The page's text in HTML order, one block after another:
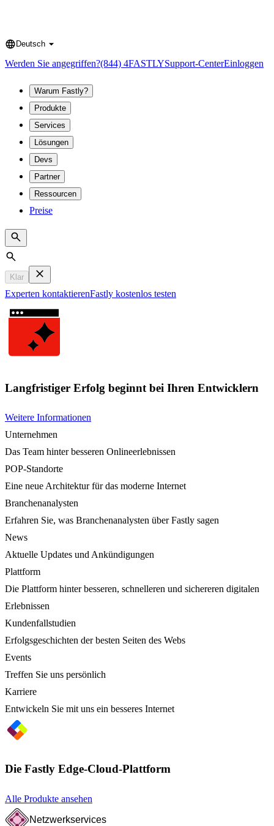
Language
Deutsch
Werden Sie angegriffen?(844) 4FASTLYSupport-CenterEinloggen
Warum Fastly?
Produkte
Services
Lösungen
Devs
Partner
Ressourcen
Preise
Search
Klar
Experten kontaktierenFastly kostenlos testen
Langfristiger Erfolg beginnt bei Ihren Entwicklern
Weitere Informationen
Unternehmen
Das Team hinter besseren Onlineerlebnissen
POP-Standorte
Eine neue Architektur für das moderne Internet
Branchenanalysten
Erfahren Sie, was Branchenanalysten über Fastly sagen
News
Aktuelle Updates und Ankündigungen
Plattform
Die Plattform hinter besseren, schnelleren und sichereren digitalen
Erlebnissen
Kundenfallstudien
Erfolgsgeschichten der besten Seiten des Webs
Events
Treffen Sie uns persönlich
Karriere
Entwickeln Sie mit uns ein besseres Internet
Die Fastly Edge-Cloud-Plattform
Alle Produkte ansehen
Netzwerkservices